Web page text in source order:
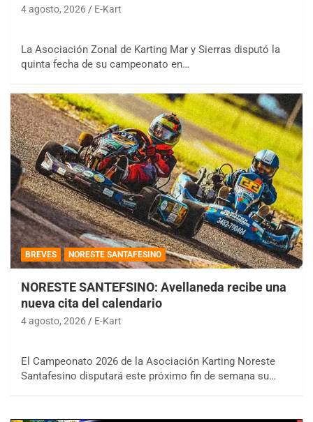
4 agosto, 2026 E-Kart
La Asociación Zonal de Karting Mar y Sierras disputó la
quinta fecha de su campeonato en…
BREVES NORESTE SANTAFESINO
NORESTE SANTEFSINO: Avellaneda recibe una
nueva cita del calendario
4 agosto, 2026 E-Kart
El Campeonato 2026 de la Asociación Karting Noreste
Santafesino disputará este próximo fin de semana su…